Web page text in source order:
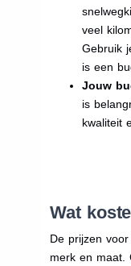
veel
Gebruik
is een
Jouw
is
kwaliteit
Wat
De prijzen
merk en maat.